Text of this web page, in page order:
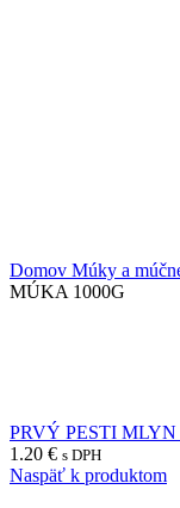
Domov Múky a
MÚKA 1000G
PRVÝ PESTI
1.20 € s DPH
Naspäť k produktom